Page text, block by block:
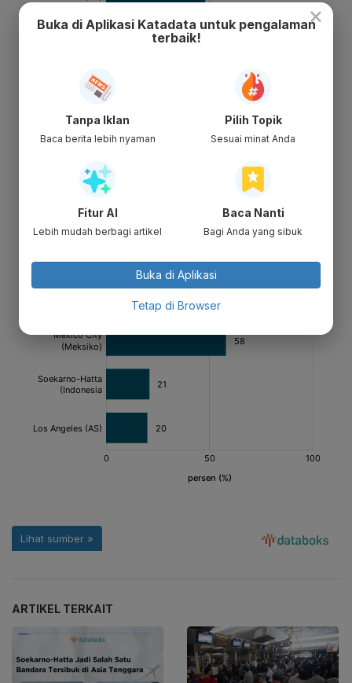
ARTIKEL TERKAIT
×
Buka di Aplikasi Katadata untuk pengalaman
terbaik!
Tanpa Iklan
Baca berita lebih nyaman
Pilih Topik
Sesuai minat Anda
Fitur AI
Lebih mudah berbagi artikel
Baca Nanti
Bagi Anda yang sibuk
Buka di Aplikasi
Tetap di Browser